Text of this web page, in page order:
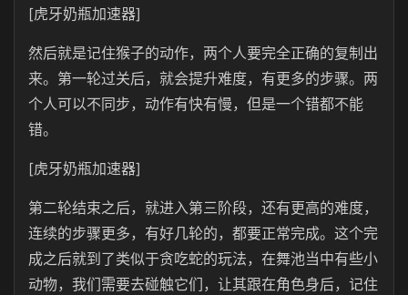
[虎牙奶瓶加速器]
然后就是记住猴子的动作，两个人要完全正确的复制出
来。第一轮过关后，就会提升难度，有更多的步骤。两
个人可以不同步，动作有快有慢，但是一个错都不能
错。
[虎牙奶瓶加速器]
第二轮结束之后，就进入第三阶段，还有更高的难度，
连续的步骤更多，有好几轮的，都要正常完成。这个完
成之后就到了类似于贪吃蛇的玩法，在舞池当中有些小
动物，我们需要去碰触它们，让其跟在角色身后，记住